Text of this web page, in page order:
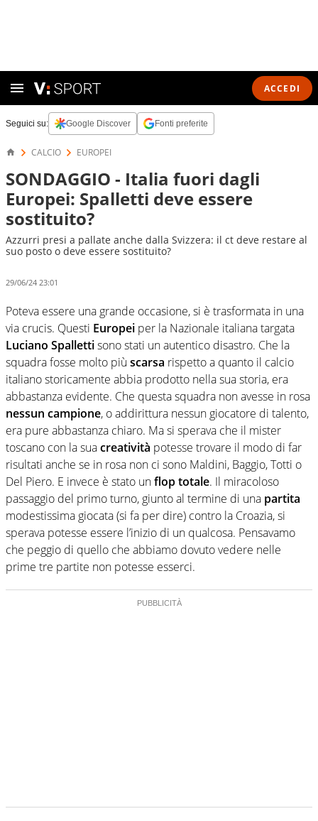
ACCEDI
Seguici su: Google Discover Fonti preferite
CALCIO EUROPEI
SONDAGGIO - Italia fuori dagli
Europei: Spalletti deve essere
sostituito?
Azzurri presi a pallate anche dalla Svizzera: il ct deve restare al
suo posto o deve essere sostituito?
29/06/24 23:01
Poteva essere una grande occasione, si è trasformata in una
via crucis. Questi Europei per la Nazionale italiana targata
Luciano Spallettisono stati un autentico disastro. Che la
squadra fosse molto più scarsa rispetto a quanto il calcio
italiano storicamente abbia prodotto nella sua storia, era
abbastanza evidente. Che questa squadra non avesse in rosa
nessun campione, o addirittura nessun giocatore di talento,
era pure abbastanza chiaro. Ma si sperava che il mister
toscano con la suacreatività potesse trovare il modo di far
risultati anche se in rosa non ci sono Maldini, Baggio, Totti o
Del Piero. E invece è stato unflop totale. Il miracoloso
passaggio del primo turno, giunto al termine di una partita
modestissima giocata (si fa per dire) contro la Croazia, si
sperava potesse essere l’inizio di un qualcosa. Pensavamo
che peggio di quello che abbiamo dovuto vedere nelle
prime tre partite non potesse esserci.